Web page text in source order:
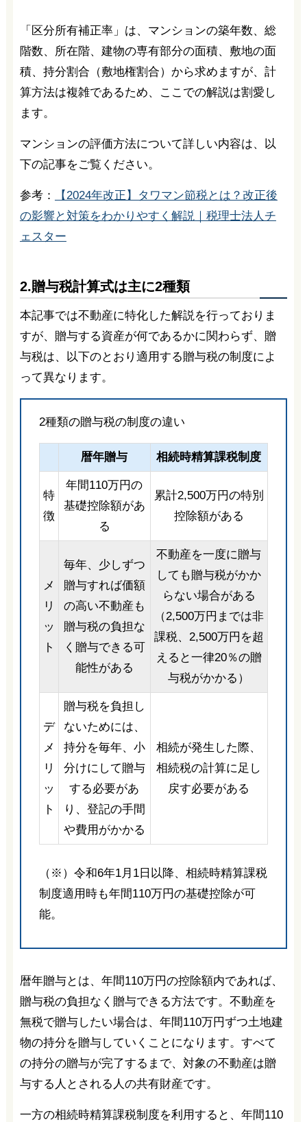
「区分所有補正率」は、マンションの築年数、総
階数、所在階、建物の専有部分の面積、敷地の面
積、持分割合（敷地権割合）から求めますが、計
算方法は複雑であるため、ここでの解説は割愛し
ます。
マンションの評価方法について詳しい内容は、以
下の記事をご覧ください。
参考：
【2024年改正】タワマン節税とは？改正後
の影響と対策をわかりやすく解説｜税理士法人チ
ェスター
2.贈与税計算式は主に2種類
本記事では不動産に特化した解説を行っておりま
すが、贈与する資産が何であるかに関わらず、贈
与税は、以下のとおり適用する贈与税の制度によ
って異なります。
2種類の贈与税の制度の違い
暦年贈与 相続時精算課税制度
特
徴
年間110万円の
基礎控除額があ
る
累計2,500万円の特別
控除額がある
メ
リ
ッ
ト
毎年、少しずつ
贈与すれば価額
の高い不動産も
贈与税の負担な
く贈与できる可
能性がある
不動産を一度に贈与
しても贈与税がかか
らない場合がある
（2,500万円までは非
課税、2,500万円を超
えると一律20％の贈
与税がかかる）
デ
メ
リ
ッ
ト
贈与税を負担し
ないためには、
持分を毎年、小
分けにして贈与
する必要があ
り、登記の手間
や費用がかかる
相続が発生した際、
相続税の計算に足し
戻す必要がある
（※）令和6年1月1日以降、相続時精算課税
制度適用時も年間110万円の基礎控除が可
能。
暦年贈与とは、年間110万円の控除額内であれば、
贈与税の負担なく贈与できる方法です。不動産を
無税で贈与したい場合は、年間110万円ずつ土地建
物の持分を贈与していくことになります。すべて
の持分の贈与が完了するまで、対象の不動産は贈
与する人とされる人の共有財産です。
一方の相続時精算課税制度を利用すると、年間110